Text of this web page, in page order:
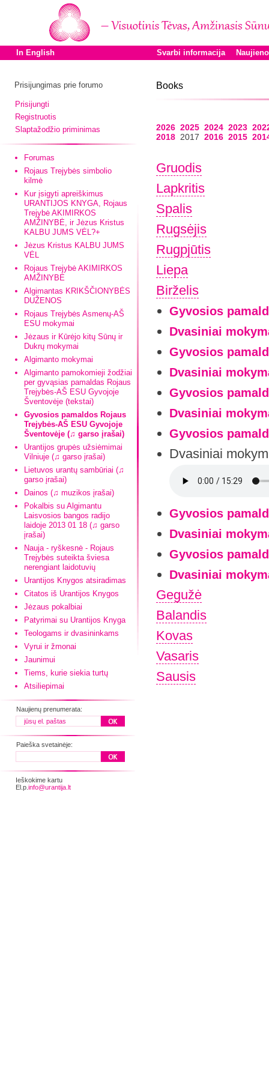
In English Svarbi informacija
Prisijungimas prie forumo
Prisijungti
Registruotis
Slaptažodžio priminimas
Forumas
Rojaus Trejybės simbolio
kilmė
Kur įsigyti apreiškimus
URANTIJOS KNYGA, Rojaus
Trejybė AKIMIRKOS
AMŽINYBĖ, ir Jėzus Kristus
KALBU JUMS VĖL?+
Jėzus Kristus KALBU JUMS
VĖL
Rojaus Trejybė AKIMIRKOS
AMŽINYBĖ
Algimantas KRIKŠČIONYBĖS
DUŽENOS
Rojaus Trejybės Asmenų-AŠ
ESU mokymai
Jėzaus ir Kūrėjo kitų Sūnų ir
Dukrų mokymai
Algimanto mokymai
Algimanto pamokomieji žodžiai
per gyvąsias pamaldas Rojaus
Trejybės-AŠ ESU Gyvojoje
Šventovėje (tekstai)
Gyvosios pamaldos Rojaus
Trejybės-AŠ ESU Gyvojoje
Šventovėje (♫ garso įrašai)
Urantijos grupės užsiėmimai
Vilniuje (♫ garso įrašai)
Lietuvos urantų sambūriai (♫
garso įrašai)
Dainos (♫ muzikos įrašai)
Pokalbis su Algimantu
Laisvosios bangos radijo
laidoje 2013 01 18 (♫ garso
įrašai)
Nauja - ryškesnė - Rojaus
Trejybės suteikta šviesa
nerengiant laidotuvių
Urantijos Knygos atsiradimas
Citatos iš Urantijos Knygos
Jėzaus pokalbiai
Patyrimai su Urantijos Knyga
Teologams ir dvasininkams
Vyrui ir žmonai
Jaunimui
Tiems, kurie siekia turtų
Atsiliepimai
Naujienų prenumerata:
Paieška svetainėje:
Ieškokime kartu
El.p. info@urantija.lt
Books
2026 2025 2024 2023
2018 2017 2016 2015
Gruodis
Lapkritis
Spalis
Rugsėjis
Rugpjūtis
Liepa
Birželis
Gyvosios
Dvasiniai
Gyvosios
Dvasiniai
Gyvosios
Dvasiniai
Gyvosios
Dvasiniai
Gyvosios
Dvasiniai
Gyvosios
Dvasiniai
Gegužė
Balandis
Kovas
Vasaris
Sausis